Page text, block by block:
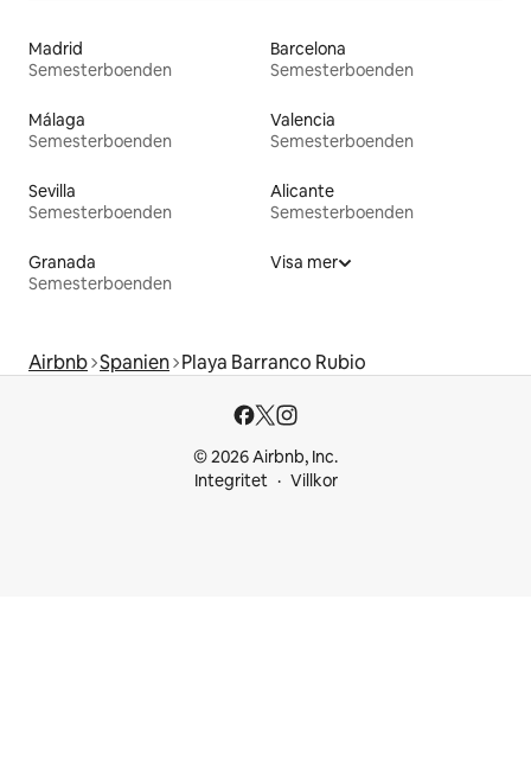
Madrid
Semesterboenden
Barcelona
Semesterboenden
Málaga
Semesterboenden
Valencia
Semesterboenden
Sevilla
Semesterboenden
Alicante
Semesterboenden
Granada
Semesterboenden
Visa mer
Airbnb Spanien Playa Barranco Rubio
© 2026 Airbnb, Inc.
Integritet
Villkor